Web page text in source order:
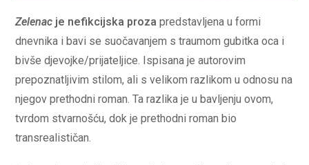
Zelenac je nefikcijska proza predstavljena u formi
dnevnika i bavi se suočavanjem s traumom gubitka oca i
bivše djevojke/prijateljice. Ispisana je autorovim
prepoznatljivim stilom, ali s velikom razlikom u odnosu na
njegov prethodni roman. Ta razlika je u bavljenju ovom,
tvrdom stvarnošću, dok je prethodni roman bio
transrealističan.